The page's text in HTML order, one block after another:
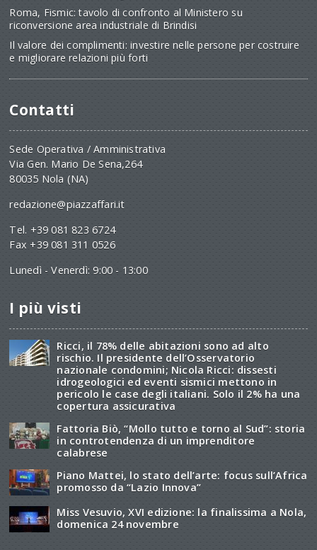
Roma, Fismic: tavolo di confronto al Ministero su
riconversione area industriale di Brindisi
Il valore dei complimenti: investire nelle persone per costruire
e migliorare relazioni più forti
Contatti
Sede Operativa / Amministrativa
Via Gen. Mario De Sena,264
80035 Nola (NA)
redazione@piazzaffari.it
Tel. +39 081 823 6724
Fax +39 081 311 0526
Lunedì - Venerdì: 9:00 - 13:00
I più visti
Ricci, il 78% delle abitazioni sono ad alto
rischio. Il presidente dell’Osservatorio
nazionale condomini; Nicola Ricci: dissesti
idrogeologici ed eventi sismici mettono in
pericolo le case degli italiani. Solo il 2% ha una
copertura assicurativa
Fattoria Biò, “Mollo tutto e torno al Sud”: storia
in controtendenza di un imprenditore
calabrese
Piano Mattei, lo stato dell’arte: focus sull’Africa
promosso da “Lazio Innova”
Miss Vesuvio, XVI edizione: la finalissima a Nola,
domenica 24 novembre